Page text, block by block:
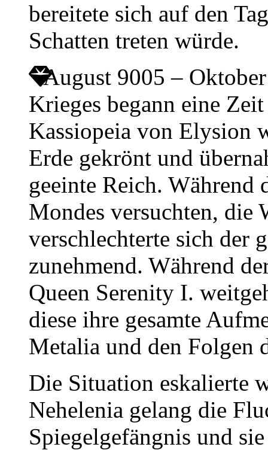
bereitete sich auf den
Schatten treten würde.
August 9005 –
Krieges begann eine
Kassiopeia von Elysion
Erde gekrönt und
geeinte Reich. Während
Mondes versuchten, die
verschlechterte sich der
zunehmend. Während
Queen Serenity I.
diese ihre gesamte
Metalia und den Folgen
Die Situation eskalierte
Nehelenia gelang die
Spiegelgefängnis und